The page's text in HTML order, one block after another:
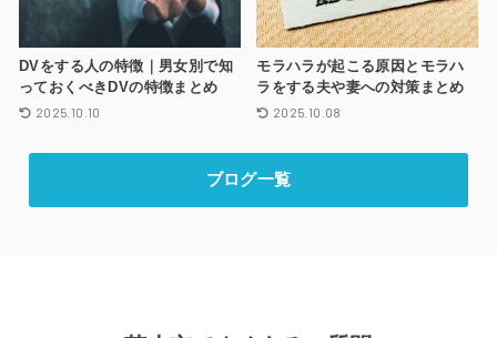
DVをする人の特徴｜男女別で知
っておくべきDVの特徴まとめ
2025.10.10
モラハラが起こる原因とモラハ
ラをする夫や妻への対策まとめ
2025.10.08
ブログ一覧